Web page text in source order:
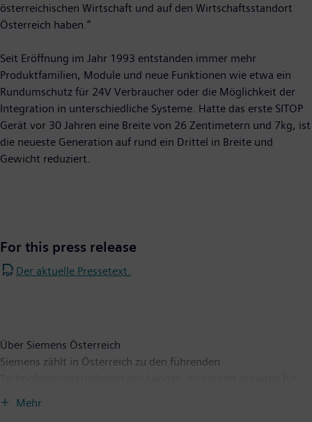
österreichischen Wirtschaft und auf den Wirtschaftsstandort
Österreich haben.“
Seit Eröffnung im Jahr 1993 entstanden immer mehr
Produktfamilien, Module und neue Funktionen wie etwa ein
Rundumschutz für 24V Verbraucher oder die Möglichkeit der
Integration in unterschiedliche Systeme. Hatte das erste SITOP
Gerät vor 30 Jahren eine Breite von 26 Zentimetern und 7kg, ist
die neueste Generation auf rund ein Drittel in Breite und
Gewicht reduziert.
For this press release
Der aktuelle Pressetext.
Über Siemens Österreich
Siemens zählt in Österreich zu den führenden
Mehr